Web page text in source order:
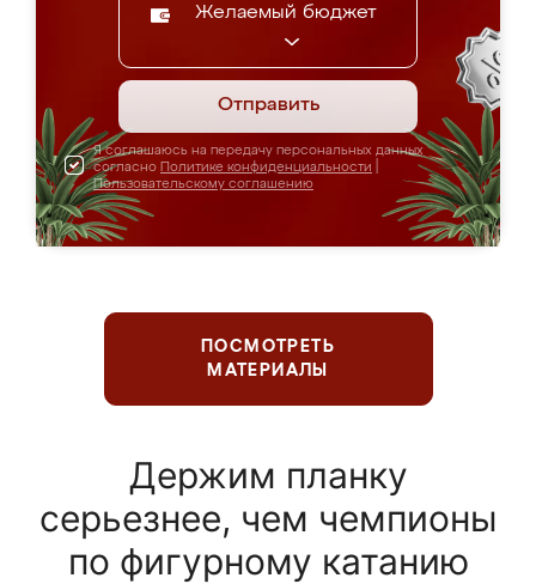
Желаемый бюджет
Отправить
Я соглашаюсь на передачу персональных данных
согласно Политике конфиденциальности
Пользовательскому соглашению
ПОСМОТРЕТЬ
МАТЕРИАЛЫ
Держим планку
серьезнее, чем чемпионы
по фигурному катанию